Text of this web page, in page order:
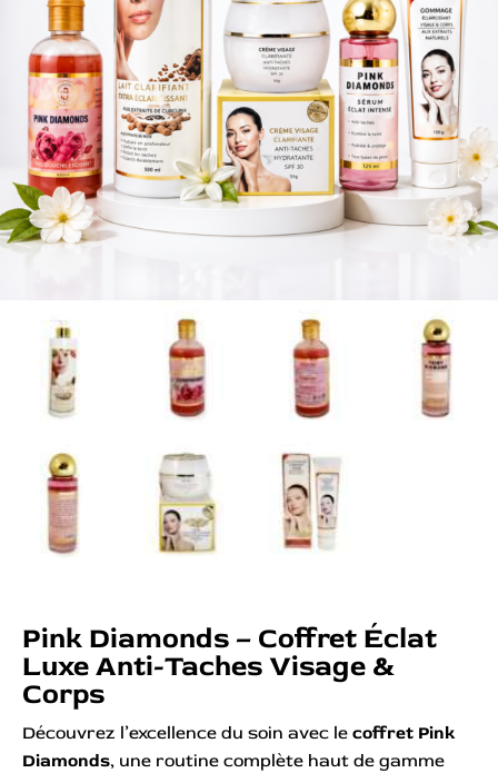
Pink Diamonds – Coffret Éclat
Luxe Anti-Taches Visage &
Corps
Découvrez l’excellence du soin avec le coffret Pink
Diamonds, une routine complète haut de gamme